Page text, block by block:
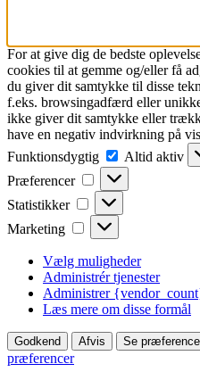
For at give dig de bedste
cookies til at gemme og/eller få
du giver dit samtykke til disse
f.eks. browsingadfærd eller
ikke giver dit samtykke eller
have en negativ indvirkning på
Funktionsdygtig
Altid aktiv
Præferencer
Præferencer
Statistikker Statistikker
Marketing Marketing
Vælg muligheder
Administrér tjenester
Administrer
Læs mere om disse formål
Godkend Afvis Se
præferencer